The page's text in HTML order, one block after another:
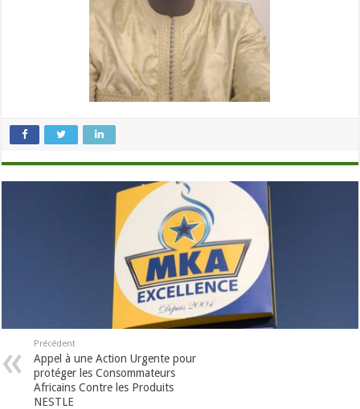
Précédent
Appel à une Action Urgente pour
protéger les Consommateurs
Africains Contre les Produits
NESTLE